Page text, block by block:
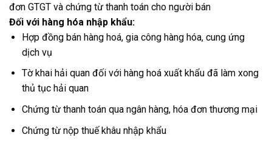
đơn GTGT và chứng từ thanh toán cho người bán
Đối với hàng hóa nhập khẩu:
Hợp đồng bán hàng hoá, gia công hàng hóa, cung ứng
dịch vụ
Tờ khai hải quan đối với hàng hoá xuất khẩu đã làm xong
thủ tục hải quan
Chứng từ thanh toán qua ngân hàng, hóa đơn thương mại
Chứng từ nộp thuế khâu nhập khẩu